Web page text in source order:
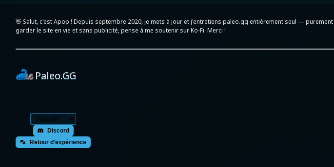
👋 Salut, c'est Apop ! Depuis septembre 2020, je mets à jour et j'entretiens paleo.gg entièrement seul —
garder le site en vie et sans publicité, pense à me soutenir sur Ko-Fi. Merci !
Paleo.GG
Discord
Retour d'expérience